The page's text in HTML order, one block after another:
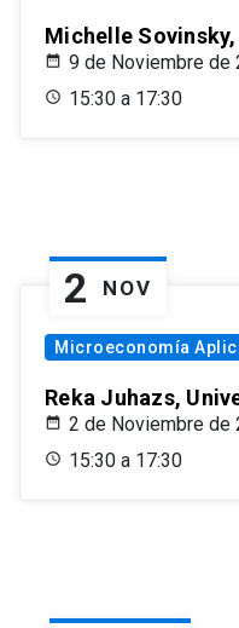
Michelle
9 de Noviembre de
15:30 a 17:30
2 NOV
Microeconomía
Reka Juhazs,
2 de Noviembre de
15:30 a 17:30